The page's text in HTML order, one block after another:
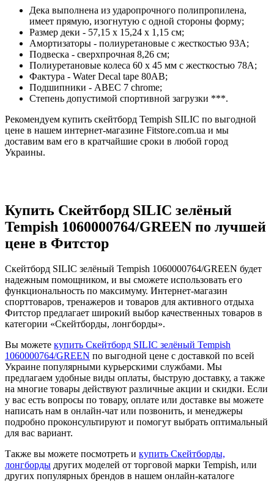
Дека выполнена из ударопрочного полипропилена,
имеет прямую, изогнутую с одной стороны форму;
Размер деки - 57,15 x 15,24 x 1,15 см;
Амортизаторы - полиуретановые с жесткостью 93А;
Подвеска - сверхпрочная 8,26 см;
Полиуретановые колеса 60 х 45 мм с жесткостью 78А;
Фактура - Water Decal tape 80АВ;
Подшипники - ABEC 7 chrome;
Степень допустимой спортивной загрузки ***.
Рекомендуем купить скейтборд Tempish SILIC по выгодной
цене в нашем интернет-магазине Fitstore.com.ua и мы
доставим вам его в кратчайшие сроки в любой город
Украины.
Купить Скейтборд SILIC зелёный
Tempish 1060000764/GREEN по лучшей
цене в Фитстор
Скейтборд SILIC зелёный Tempish 1060000764/GREEN будет
надежным помощником, и вы сможете использовать его
функциональность по максимуму. Интернет-магазин
спорттоваров, тренажеров и товаров для активного отдыха
Фитстор предлагает широкий выбор качественных товаров в
категории «Скейтборды, лонгборды».
Вы можете купить Скейтборд SILIC зелёный Tempish
1060000764/GREEN по выгодной цене с доставкой по всей
Украине популярными курьерскими службами. Мы
предлагаем удобные виды оплаты, быструю доставку, а также
на многие товары действуют различные акции и скидки. Если
у вас есть вопросы по товару, оплате или доставке вы можете
написать нам в онлайн-чат или позвонить, и менеджеры
подробно проконсультируют и помогут выбрать оптимальный
для вас вариант.
Также вы можете посмотреть и купить Скейтборды,
лонгборды других моделей от торговой марки Tempish, или
других популярных брендов в нашем онлайн-каталоге